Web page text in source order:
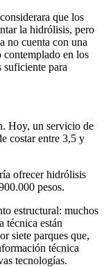
que los
la hidrólisis, pero
no cuenta con una
contemplado en los
para
Hoy, un servicio de
costar entre 3,5 y
ofrecer hidrólisis
pesos.
estructural: muchos
técnica están
siete parques que,
técnica
tecnologías.